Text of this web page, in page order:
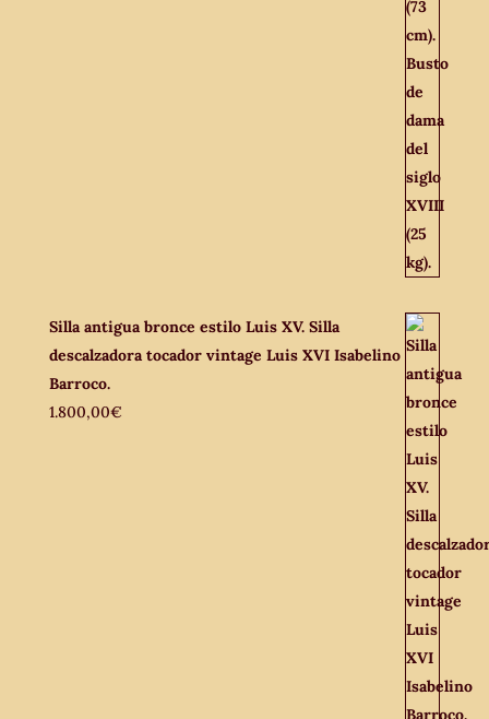
Silla antigua bronce estilo Luis XV. Silla
descalzadora tocador vintage Luis XVI Isabelino
Barroco.
1.800,00€